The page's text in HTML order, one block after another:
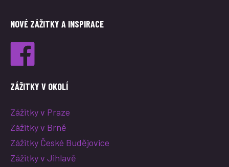
NOVÉ ZÁŽITKY A INSPIRACE
ZÁŽITKY V OKOLÍ
Zážitky v Praze
Zážitky v Brně
Zážitky České Budějovice
Zážitky v Jihlavě